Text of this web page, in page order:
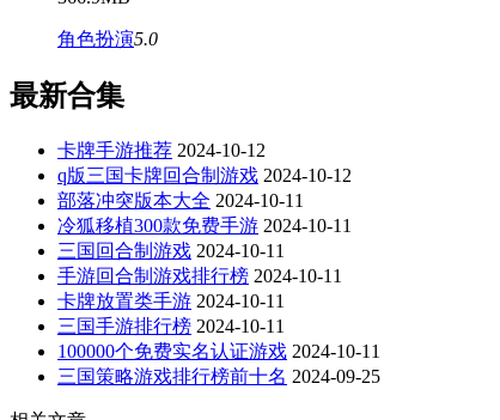
角色扮演5.0
最新合集
卡牌手游推荐 2024-10-12
q版三国卡牌回合制游戏 2024-10-12
部落冲突版本大全 2024-10-11
冷狐移植300款免费手游 2024-10-11
三国回合制游戏 2024-10-11
手游回合制游戏排行榜 2024-10-11
卡牌放置类手游 2024-10-11
三国手游排行榜 2024-10-11
100000个免费实名认证游戏 2024-10-11
三国策略游戏排行榜前十名 2024-09-25